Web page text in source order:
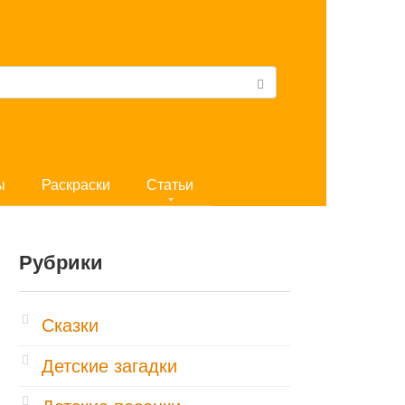
Раскраски Статьи
Рубрики
Cказки
Детские загадки